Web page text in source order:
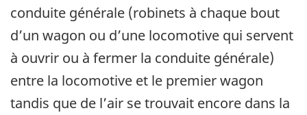
conduite générale (robinets à chaque bout
d’un wagon ou d’une locomotive qui servent
à ouvrir ou à fermer la conduite générale)
entre la locomotive et le premier wagon
tandis que de l’air se trouvait encore dans la